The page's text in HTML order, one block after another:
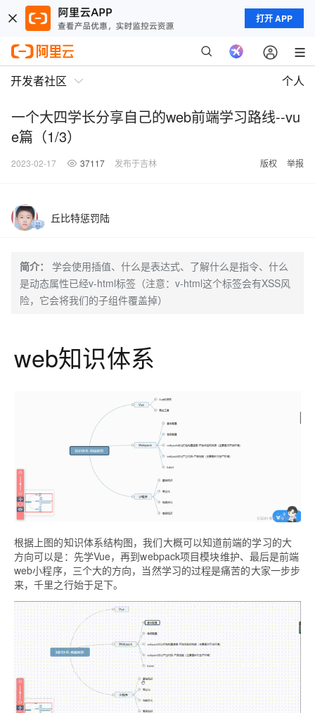
打开 APP
开发者社区 个人
一个大四学长分享自己的web前端学习路线--vu
e篇（1/3）
2023-02-17 37117 发布于吉林 版权 举报
丘比特惩罚陆
简介：
学会使用插值、什么是表达式、了解什么是指令、什么
是动态属性已经v-html标签（注意：v-html这个标签会有XSS风
险，它会将我们的子组件覆盖掉）
web知识体系
根据上图的知识体系结构图，我们大概可以知道前端的学习的大
方向可以是：先学Vue，再到webpack项目模块维护、最后是前端
web小程序，三个大的方向，当然学习的过程是痛苦的大家一步步
来，千里之行始于足下。